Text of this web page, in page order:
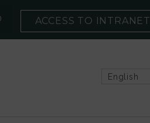
ACCESS TO INTRANET
English